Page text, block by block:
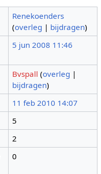
Renekoenders
(overleg | bijdragen)
5 jun 2008 11:46
Bvspall (overleg |
bijdragen)
11 feb 2010 14:07
5
2
0